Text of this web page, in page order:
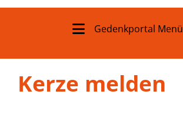
Gedenkportal Menü
Kerze melden